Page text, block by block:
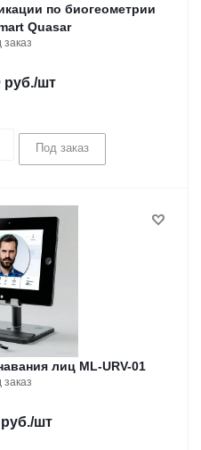
по биогеометрии
Quasar
заказ
руб./шт
Под заказ
лиц ML-URV-01
заказ
/шт